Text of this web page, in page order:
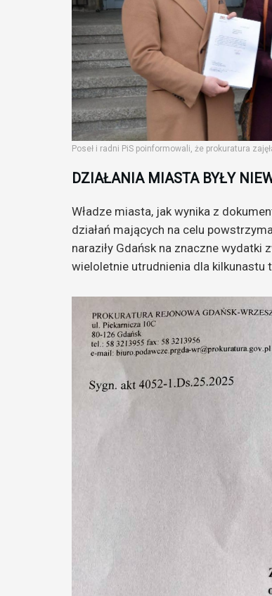
Poseł i radni PiS poinformowali, że prokuratura
DZIAŁANIA MIASTA BYŁY
Władze miasta, jak wynika z
działań mających na celu
naraziły Gdańsk na znaczne
wieloletnie utrudnienia dla